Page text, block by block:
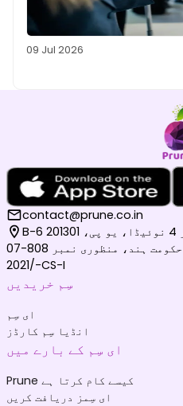
09 Jul 2026
contact@prune.co.in
محکمہ ٹیلی کمیونیکیشن، حکومت ہند، منظوری نمبر 808-07
/2021-CS-I
سِم خریدیں
ای سِم
انڈیا سِم کارڈز
ای سِم کے بارے میں
Prune کیسے کام کرتا ہے
ای سِمز دریافت کریں